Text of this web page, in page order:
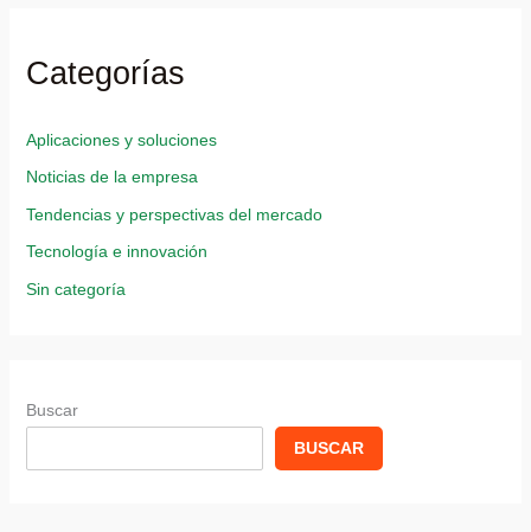
Categorías
Aplicaciones y soluciones
Noticias de la empresa
Tendencias y perspectivas del mercado
Tecnología e innovación
Sin categoría
Buscar
BUSCAR